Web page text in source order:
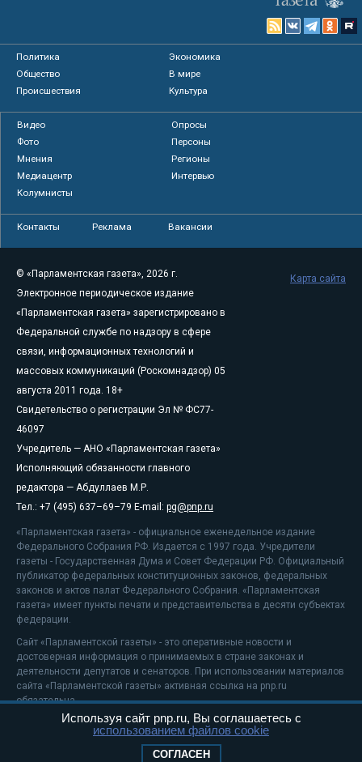
Политика
Экономика
Общество
В мире
Происшествия
Культура
Видео
Опросы
Фото
Персоны
Мнения
Регионы
Медиацентр
Интервью
Колумнисты
Контакты Реклама Вакансии
© «Парламентская газета», 2026 г.
Электронное периодическое издание
«Парламентская газета» зарегистрировано в
Федеральной службе по надзору в сфере
связи, информационных технологий и
массовых коммуникаций (Роскомнадзор) 05
августа 2011 года. 18+
Свидетельство о регистрации Эл № ФС77-
46097
Учредитель — АНО «Парламентская газета»
Исполняющий обязанности главного
редактора — Абдуллаев М.Р.
Тел.: +7 (495) 637–69–79 E-mail: pg@pnp.ru
«Парламентская газета» - официальное еженедельное издание
Федерального Собрания РФ. Издается с 1997 года. Учредители
газеты - Государственная Дума и Совет Федерации РФ. Официальный
публикатор федеральных конституционных законов, федеральных
законов и актов палат Федерального Собрания. «Парламентская
газета» имеет пункты печати и представительства в десяти субъектах
федерации.
Сайт «Парламентской газеты» - это оперативные новости и
достоверная информация о принимаемых в стране законах и
деятельности депутатов и сенаторов. При использовании материалов
сайта «Парламентской газеты» активная ссылка на pnp.ru
обязательна.
На информационном ресурсе применяютсярекомендательные
Положение о защите персональных данных
Карта сайта
Используя сайт pnp.ru, Вы соглашаетесь с
использованием файлов cookie
СОГЛАСЕН